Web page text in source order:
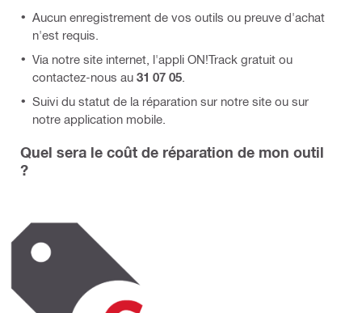
Aucun enregistrement de vos outils ou preuve d'achat
n'est requis.
Via notre site internet, l'appli ON!Track gratuit ou
contactez-nous au 31 07 05
Suivi du statut de la réparation sur notre site ou sur
notre application mobile.
Quel sera le coût de réparation de mon outil
?